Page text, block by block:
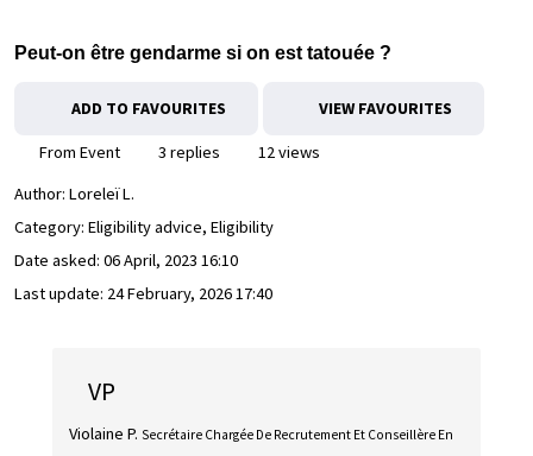
Peut-on être gendarme si on est tatouée ?
ADD TO FAVOURITES VIEW FAVOURITES
From Event 3 replies
12 views
Author: Loreleï L.
Category: Eligibility advice, Eligibility
Date asked: 06 April, 2023 16:10
Last update: 24 February, 2026 17:40
VP
Violaine P. Secrétaire Chargée De Recrutement Et Conseillère En